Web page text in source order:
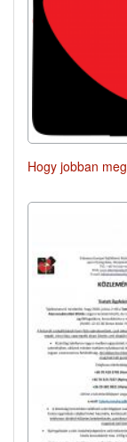
Hogy jobban